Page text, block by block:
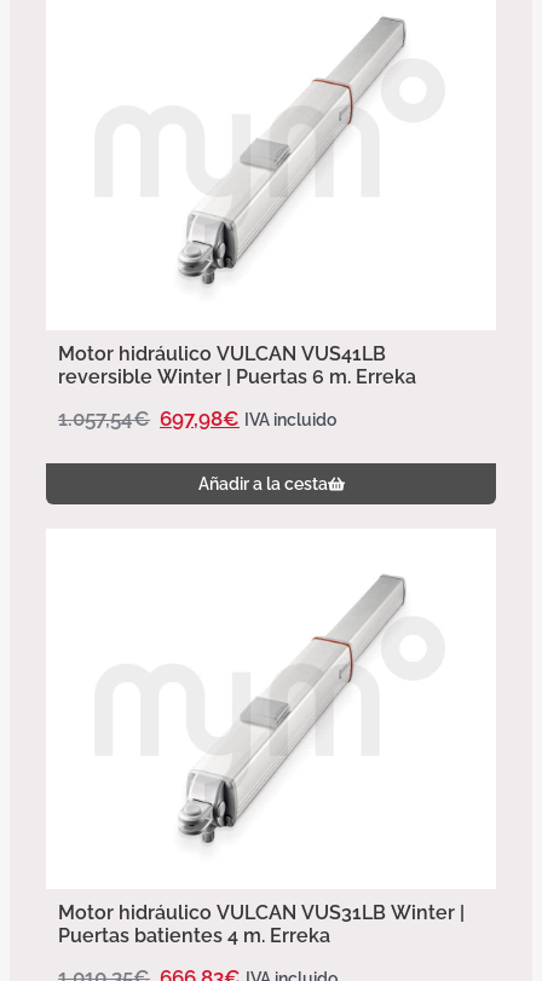
Motor hidráulico VULCAN VUS41LB
reversible Winter | Puertas 6 m. Erreka
1.057,54€ 697,98€ IVA incluido
Añadir a la cesta
Motor hidráulico VULCAN VUS31LB Winter |
Puertas batientes 4 m. Erreka